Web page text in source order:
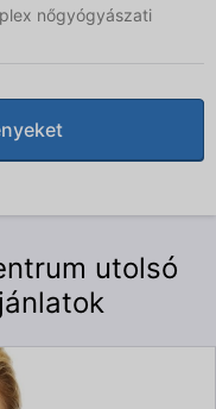
nőgyógyászati
utolsó